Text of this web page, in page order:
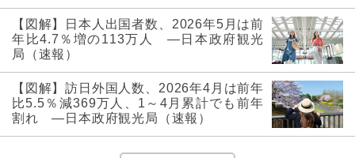
【図解】日本人出国者数、2026年5月は前
年比4.7％増の113万人 ―日本政府観光
局（速報）
【図解】訪日外国人数、2026年4月は前年
比5.5％減369万人、1～4月累計でも前年
割れ ―日本政府観光局（速報）